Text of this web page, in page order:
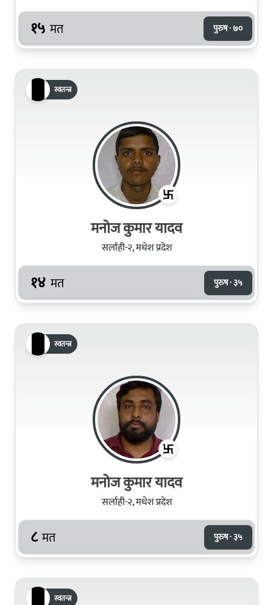
१५ मत पुरुष · ७०
स्वतन्त्र
मनोज कुमार यादव
सर्लाही-२, मधेश प्रदेश
१४ मत पुरुष · ३५
स्वतन्त्र
मनोज कुमार यादव
सर्लाही-२, मधेश प्रदेश
८ मत पुरुष · ३५
स्वतन्त्र